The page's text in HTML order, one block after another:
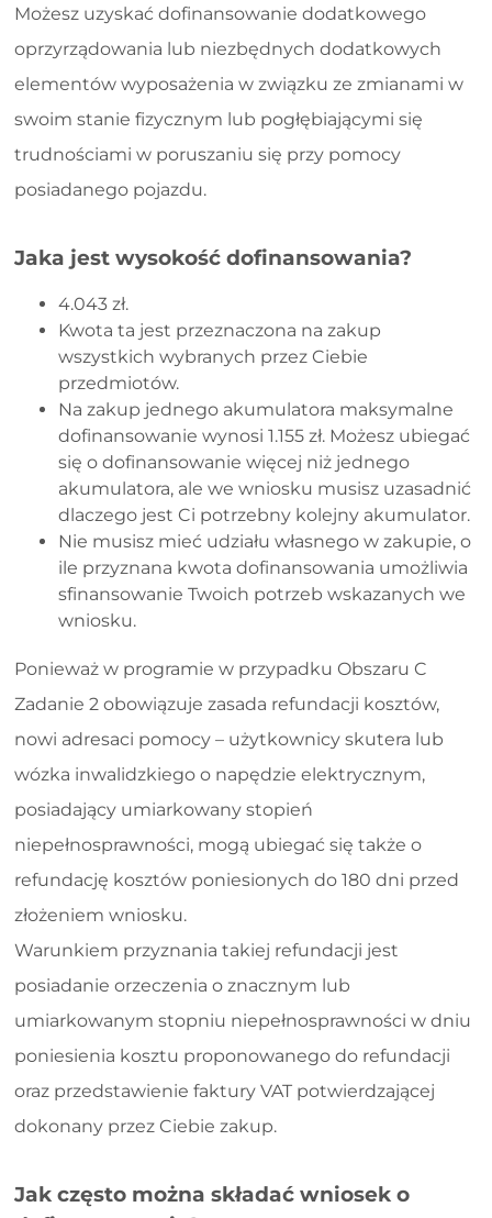
Możesz uzyskać dofinansowanie dodatkowego
oprzyrządowania lub niezbędnych dodatkowych
elementów wyposażenia w związku ze zmianami w
swoim stanie fizycznym lub pogłębiającymi się
trudnościami w poruszaniu się przy pomocy
posiadanego pojazdu.
Jaka jest wysokość dofinansowania?
4.043 zł.
Kwota ta jest przeznaczona na zakup
wszystkich wybranych przez Ciebie
przedmiotów.
Na zakup jednego akumulatora maksymalne
dofinansowanie wynosi 1.155 zł. Możesz ubiegać
się o dofinansowanie więcej niż jednego
akumulatora, ale we wniosku musisz uzasadnić
dlaczego jest Ci potrzebny kolejny akumulator.
Nie musisz mieć udziału własnego w zakupie, o
ile przyznana kwota dofinansowania umożliwia
sfinansowanie Twoich potrzeb wskazanych we
wniosku.
Ponieważ w programie w przypadku Obszaru C
Zadanie 2 obowiązuje zasada refundacji kosztów,
nowi adresaci pomocy – użytkownicy skutera lub
wózka inwalidzkiego o napędzie elektrycznym,
posiadający umiarkowany stopień
niepełnosprawności, mogą ubiegać się także o
refundację kosztów poniesionych do 180 dni przed
złożeniem wniosku.
Warunkiem przyznania takiej refundacji jest
posiadanie orzeczenia o znacznym lub
umiarkowanym stopniu niepełnosprawności w dniu
poniesienia kosztu proponowanego do refundacji
oraz przedstawienie faktury VAT potwierdzającej
dokonany przez Ciebie zakup.
Jak często można składać wniosek o